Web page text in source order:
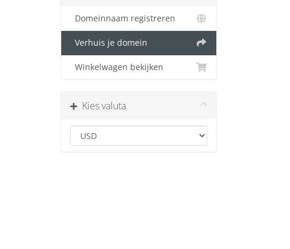
Domeinnaam registreren
Verhuis je domein
Winkelwagen bekijken
Kies valuta